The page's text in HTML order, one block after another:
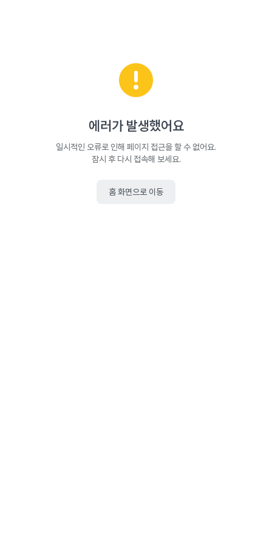
에러가 발생했어요
일시적인 오류로 인해 페이지 접근을 할 수 없어요.
잠시 후 다시 접속해 보세요.
홈 화면으로 이동